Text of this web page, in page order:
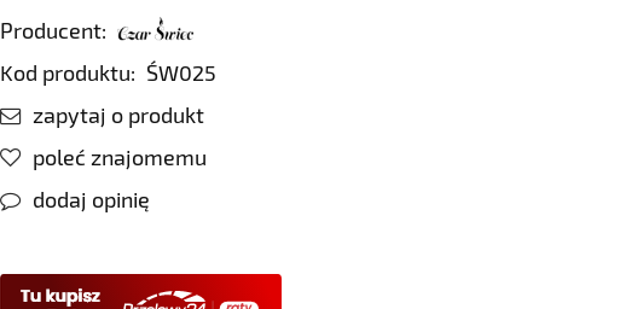
Producent:
Kod produktu: ŚW025
zapytaj o produkt
poleć znajomemu
dodaj opinię